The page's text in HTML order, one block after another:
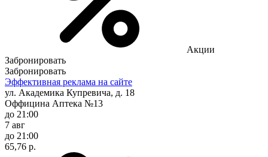
Акции
Забронировать
Забронировать
Эффективная реклама на сайте
ул. Академика Купревича, д. 18
Оффицина Аптека №13
до 21:00
7 авг
до 21:00
65,76 р.